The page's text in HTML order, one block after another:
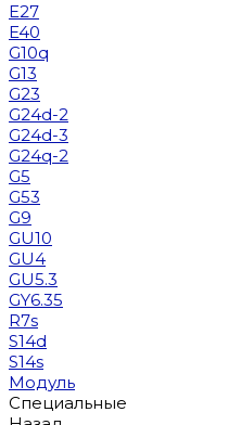
E27
E40
G10q
G13
G23
G24d-2
G24d-3
G24q-2
G5
G53
G9
GU10
GU4
GU5.3
GY6.35
R7s
S14d
S14s
Модуль
Специальные